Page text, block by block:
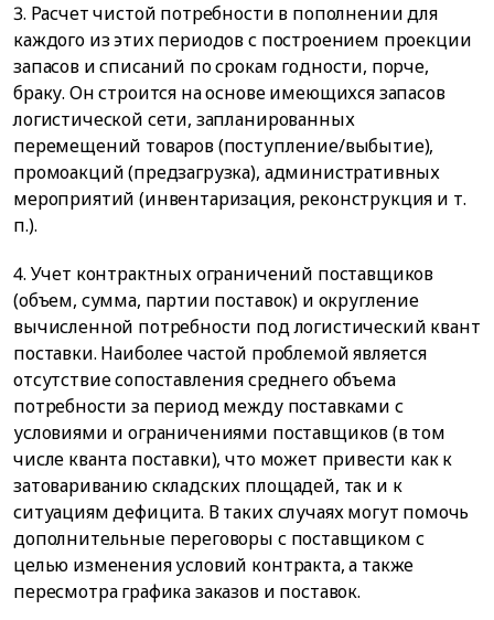
3. Расчет чистой потребности в пополнении для
каждого из этих периодов с построением проекции
запасов и списаний по срокам годности, порче,
браку. Он строится на основе имеющихся запасов
логистической сети, запланированных
перемещений товаров (поступление/выбытие),
промоакций (предзагрузка), административных
мероприятий (инвентаризация, реконструкция и т.
п.).
4. Учет контрактных ограничений поставщиков
(объем, сумма, партии поставок) и округление
вычисленной потребности под логистический квант
поставки. Наиболее частой проблемой является
отсутствие сопоставления среднего объема
потребности за период между поставками с
условиями и ограничениями поставщиков (в том
числе кванта поставки), что может привести как к
затовариванию складских площадей, так и к
ситуациям дефицита. В таких случаях могут помочь
дополнительные переговоры с поставщиком с
целью изменения условий контракта, а также
пересмотра графика заказов и поставок.